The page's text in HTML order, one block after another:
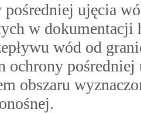
pośredniej ujęcia
w
wód od
ochrony
obszaru